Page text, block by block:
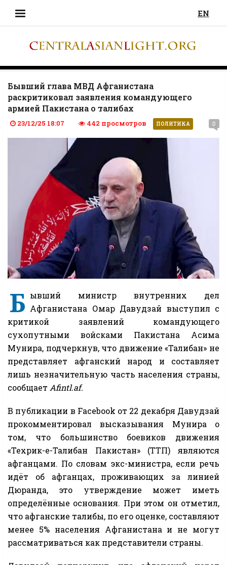
EN
Бывший глава МВД Афганистана
раскритиковал заявления командующего
армией Пакистана о талибах
23/12/25 18:07 442 просмотров ПОЛИТИКА 0
Б ывший министр внутренних дел
Афганистана Омар Давудзай выступил с
критикой заявлений командующего
сухопутными войсками Пакистана Асима
Мунира, подчеркнув, что движение «Талибан» не
представляет афганский народ и составляет
лишь незначительную часть населения страны,
сообщает Afintl.af.
В публикации в Facebook от 22 декабря Давудзай
прокомментировал высказывания Мунира о
том, что большинство боевиков движения
«Техрик-е-Талибан Пакистан» (ТТП) являются
афганцами. По словам экс-министра, если речь
идёт об афганцах, проживающих за линией
Дюранда, это утверждение может иметь
определённые основания. При этом он отметил,
что афганские талибы, по его оценке, составляют
менее 5% населения Афганистана и не могут
рассматриваться как представители страны.